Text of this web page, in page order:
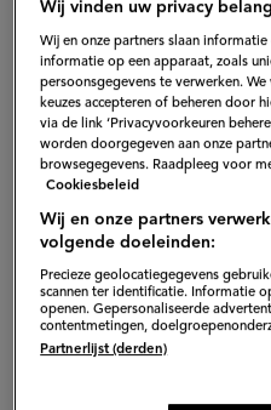
Wij vinden uw privacy
Wij en onze partners slaan
informatie op een apparaat, zoals
persoonsgegevens te verwerken. We
keuzes accepteren of beheren door
via de link ‘Privacyvoorkeuren
worden doorgegeven aan onze
browsegegevens. Raadpleeg voor
Cookiesbeleid
Wij en onze partners
volgende doeleinden:
Precieze geolocatiegegevens
scannen ter identificatie. Informatie
openen. Gepersonaliseerde
contentmetingen,
Partnerlijst (derden)